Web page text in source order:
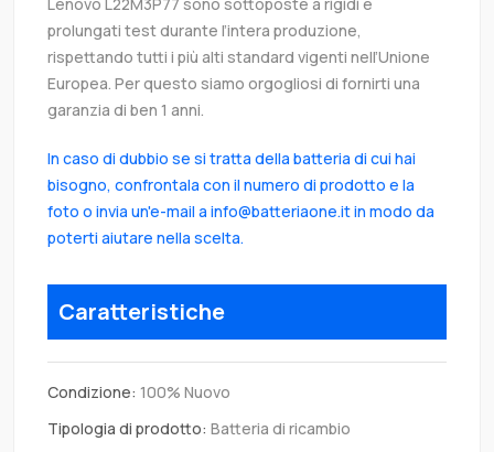
Lenovo L22M3P77 sono sottoposte a rigidi e
prolungati test durante l’intera produzione,
rispettando tutti i più alti standard vigenti nell’Unione
Europea. Per questo siamo orgogliosi di fornirti una
garanzia di ben 1 anni.
In caso di dubbio se si tratta della batteria di cui hai
bisogno, confrontala con il numero di prodotto e la
foto o invia un'e-mail a info@batteriaone.it in modo da
poterti aiutare nella scelta.
Caratteristiche
Condizione: 100% Nuovo
Tipologia di prodotto: Batteria di ricambio